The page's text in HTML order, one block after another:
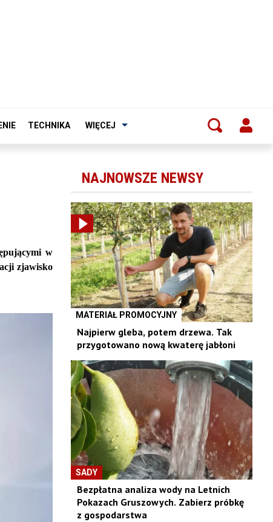
TECHNIKA WIĘCEJ
w
zjawisko
NAJNOWSZE NEWSY
MATERIAŁ PROMOCYJNY
Najpierw gleba, potem drzewa. Tak
przygotowano nową kwaterę jabłoni
SADY
Bezpłatna analiza wody na Letnich
Pokazach Gruszowych. Zabierz próbkę
z gospodarstwa